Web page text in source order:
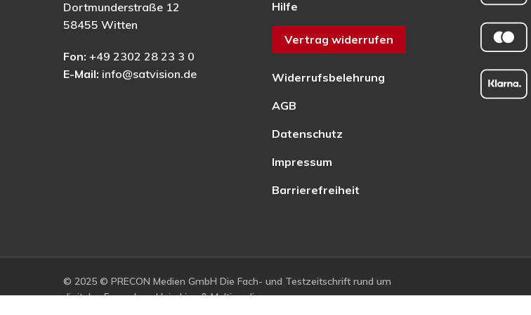
Dortmunderstraße 12
58455 Witten
Fon: +49 2302 28 23 3 0
E-Mail: info@satvision.de
Hilfe
Vertrag widerrufen
Widerrufsbelehrung
AGB
Datenschutz
Impressum
Barrierefreiheit
© 2025 © PRECON Medien GmbH Die Fach- und Testzeitschrift rund um
digitales Fernsehen, Heimkino & Multimedia.